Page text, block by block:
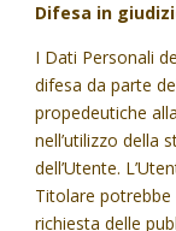
Difesa in
I Dati Personali
difesa da parte
propedeutiche
nell’utilizzo della
dell’Utente.
Titolare potrebbe
richiesta delle